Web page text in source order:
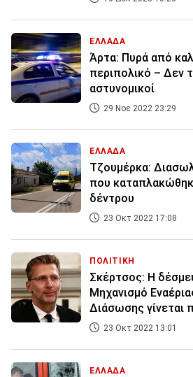
ΕΛΛΑΔΑ
Άρτα: Πυρά από
περιπολικό – Δεν
αστυνομικοί
29 Νοε 2022 23:29
ΕΛΛΑΔΑ
Τζουμέρκα:
που
δέντρου
23 Οκτ 2022 17:08
ΠΟΛΙΤΙΚΗ
Σκέρτσος: Η
Μηχανισμό
Διάσωσης γίνεται
23 Οκτ 2022 13:01
ΕΛΛΑΔΑ